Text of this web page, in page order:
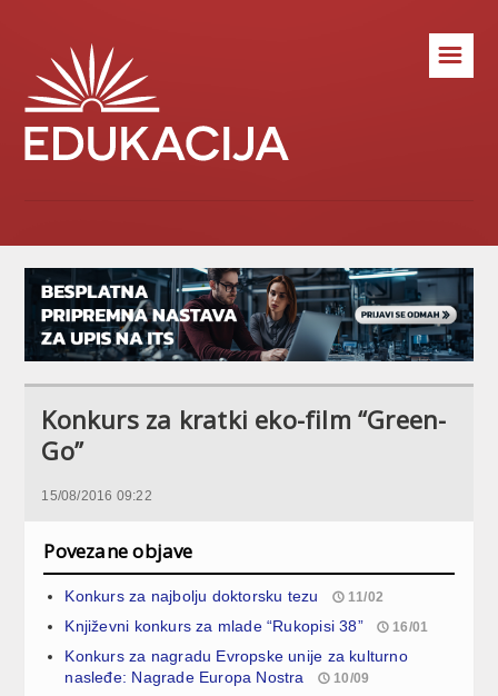
☰
Konkurs za kratki eko-film “Green-
Go”
15/08/2016 09:22
Povezane objave
Konkurs za najbolju doktorsku tezu 11/02
Književni konkurs za mlade “Rukopisi 38” 16/01
Konkurs za nagradu Evropske unije za kulturno
nasleđe: Nagrade Europa Nostra
10/09